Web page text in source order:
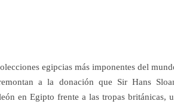
egipcias más imponentes del
a la donación que Sir Hans
en Egipto frente a las tropas británicas,